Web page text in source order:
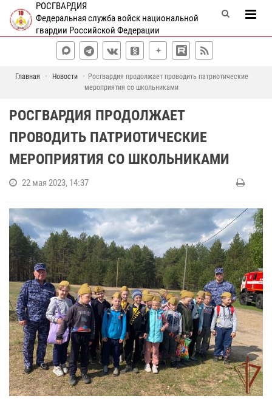
РОСГВАРДИЯ
Федеральная служба войск национальной
гвардии Российской Федерации
Главная Новости
Росгвардия продолжает проводить патриотические
мероприятия со школьниками
РОСГВАРДИЯ ПРОДОЛЖАЕТ
ПРОВОДИТЬ ПАТРИОТИЧЕСКИЕ
МЕРОПРИЯТИЯ СО ШКОЛЬНИКАМИ
22 мая 2023, 14:37